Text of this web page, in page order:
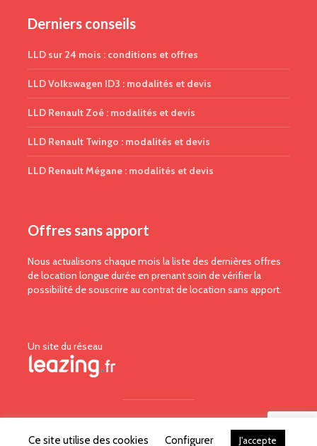
Derniers conseils
LLD sur 24 mois : conditions et offres
LLD Volkswagen ID3 : modalités et devis
LLD Renault Zoé : modalités et devis
LLD Renault Twingo : modalités et devis
LLD Renault Mégane : modalités et devis
Offres sans apport
Nous actualisons chaque mois la liste des dernières offres
de location longue durée en prenant soin de vérifier la
possibilité de souscrire au contrat de location sans apport.
Un site du réseau
Ce site utilise des cookies Configurer J'accepte